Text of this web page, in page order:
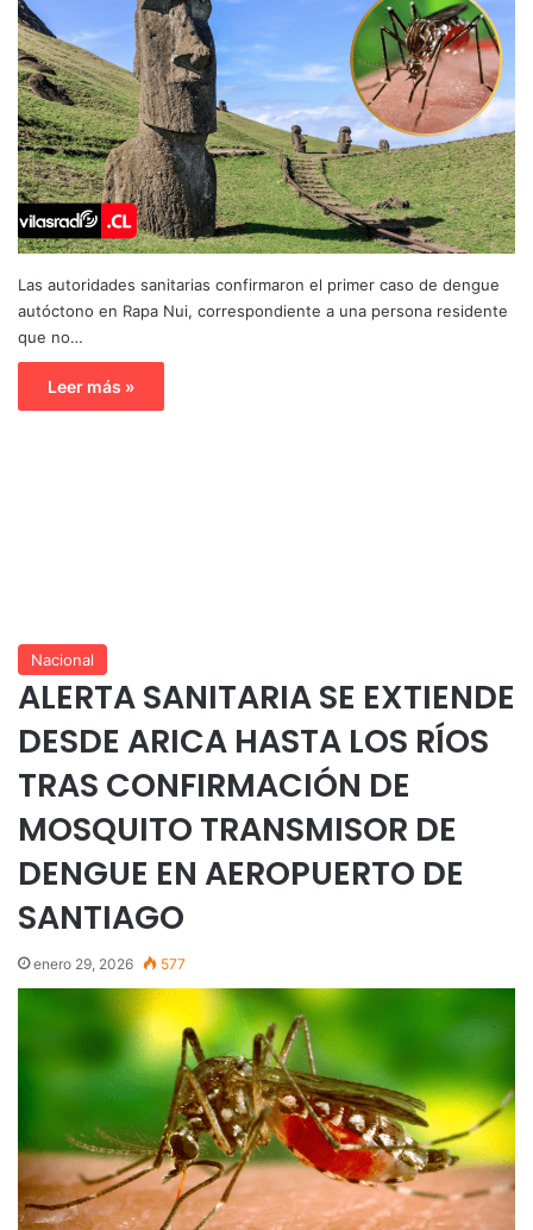
Las autoridades sanitarias confirmaron el primer caso de dengue
autóctono en Rapa Nui, correspondiente a una persona residente
que no…
Leer más »
Nacional
ALERTA SANITARIA SE EXTIENDE
DESDE ARICA HASTA LOS RÍOS
TRAS CONFIRMACIÓN DE
MOSQUITO TRANSMISOR DE
DENGUE EN AEROPUERTO DE
SANTIAGO
enero 29, 2026 577